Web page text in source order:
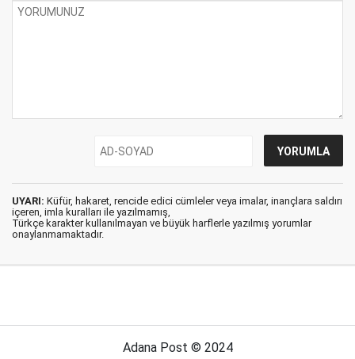
UYARI: Küfür, hakaret, rencide edici cümleler veya imalar, inançlara saldırı
içeren, imla kuralları ile yazılmamış,
Türkçe karakter kullanılmayan ve büyük harflerle yazılmış yorumlar
onaylanmamaktadır.
Adana Post © 2024